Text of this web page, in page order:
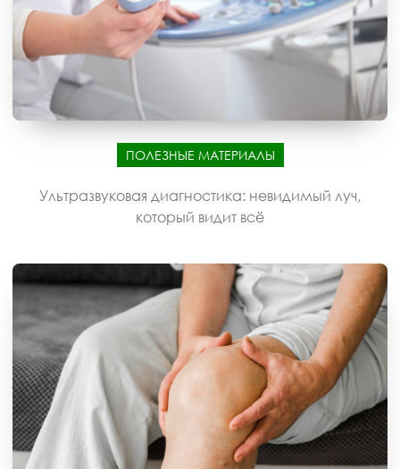
ПОЛЕЗНЫЕ МАТЕРИАЛЫ
Ультразвуковая диагностика: невидимый луч,
который видит всё